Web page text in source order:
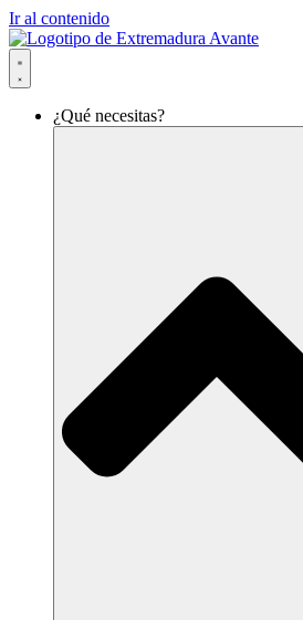
Ir al contenido
¿Qué necesitas?